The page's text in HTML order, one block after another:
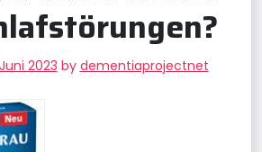
2023 by dementiaprojectnet